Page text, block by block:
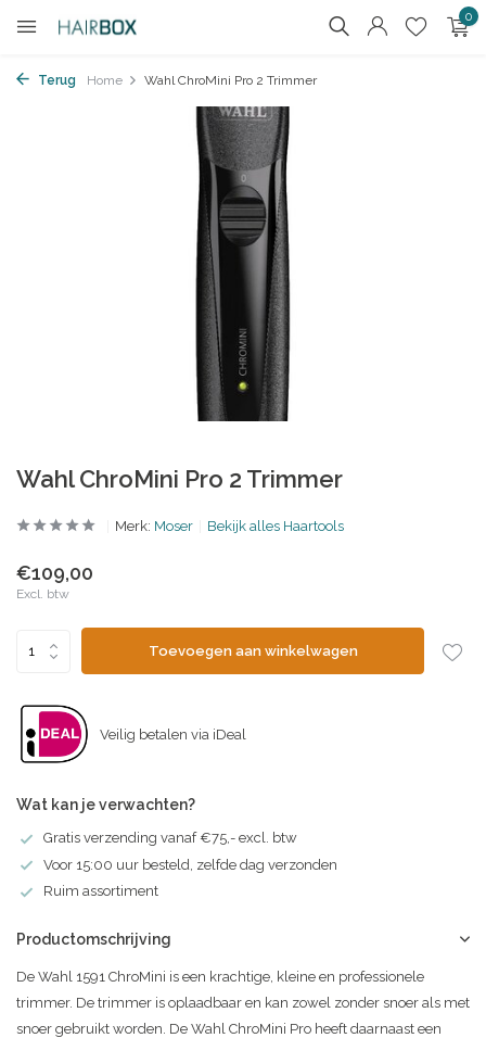
0
Terug Home Wahl ChroMini Pro 2 Trimmer
Wahl ChroMini Pro 2 Trimmer
Merk: Moser Bekijk alles Haartools
€109,00
Excl. btw
Toevoegen aan winkelwagen
Veilig betalen via iDeal
Wat kan je verwachten?
Gratis verzending vanaf €75,- excl. btw
Voor 15:00 uur besteld, zelfde dag verzonden
Ruim assortiment
Productomschrijving
De Wahl 1591 ChroMini is een krachtige, kleine en professionele
trimmer. De trimmer is oplaadbaar en kan zowel zonder snoer als met
snoer gebruikt worden. De Wahl ChroMini Pro heeft daarnaast een